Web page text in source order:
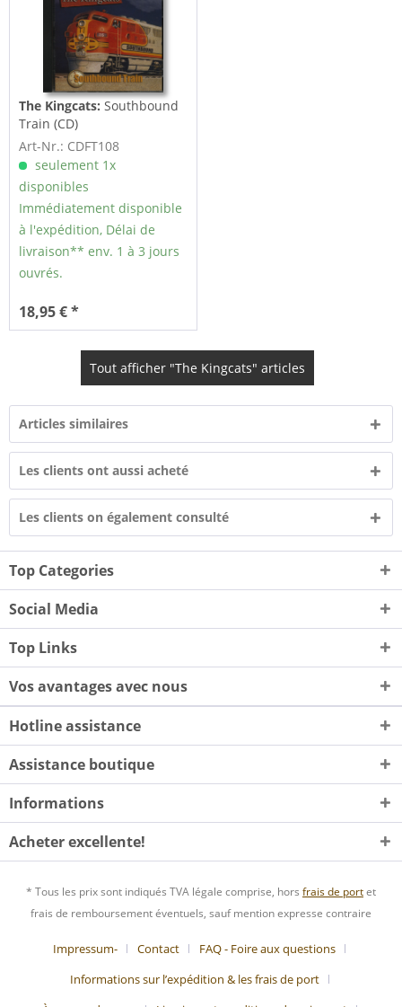
The Kingcats:Southbound
Train (CD)
Art-Nr.: CDFT108
seulement 1x
disponibles
Immédiatement disponible
à l'expédition, Délai de
livraison** env. 1 à 3 jours
ouvrés.
18,95 € *
Tout afficher "The Kingcats" articles
Articles similaires
Les clients ont aussi acheté
Les clients on également consulté
Top Categories
Social Media
Top Links
Vos avantages avec nous
Hotline assistance
Assistance boutique
Informations
Acheter excellente!
* Tous les prix sont indiqués TVA légale comprise, hors frais de portet
frais de remboursement éventuels, sauf mention expresse contraire
Impressum- Contact
FAQ - Foire aux questions
Informations sur l’expédition & les frais de port